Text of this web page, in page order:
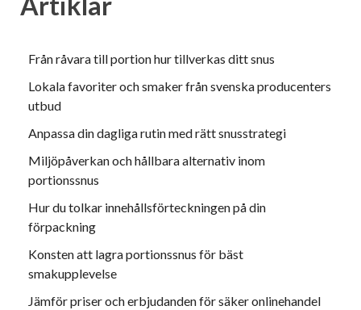
Från råvara till portion hur tillverkas ditt snus
Lokala favoriter och smaker från svenska producenters
utbud
Anpassa din dagliga rutin med rätt snusstrategi
Miljöpåverkan och hållbara alternativ inom
portionssnus
Hur du tolkar innehållsförteckningen på din
förpackning
Konsten att lagra portionssnus för bäst
smakupplevelse
Jämför priser och erbjudanden för säker onlinehandel